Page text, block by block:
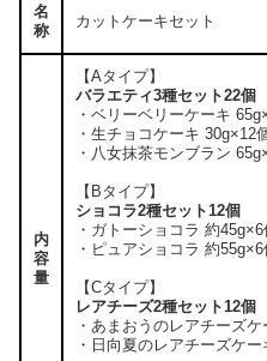
名
称
カットケーキセット
内
容
量
【Aタイプ】
バラエティ3種セット22個
・ベリーベリーケーキ
・生チョコケーキ 30g×12
・八女抹茶モンブラン
【Bタイプ】
ショコラ2種セット12個
・ガトーショコラ 約45g×6
・ピュアショコラ 約55g×6
【Cタイプ】
レアチーズ2種セット12個
・あまおうのレアチーズ
・日向夏のレアチーズケ